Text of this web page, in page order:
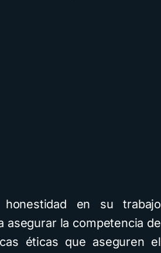
en su trabajo
asegurar la competencia de
éticas que aseguren el